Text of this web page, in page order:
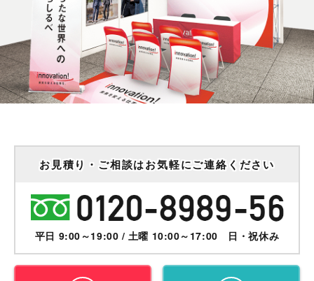
お見積り・ご相談はお気軽にご連絡ください
平日 9:00～19:00 / 土曜 10:00～17:00 日・祝休み